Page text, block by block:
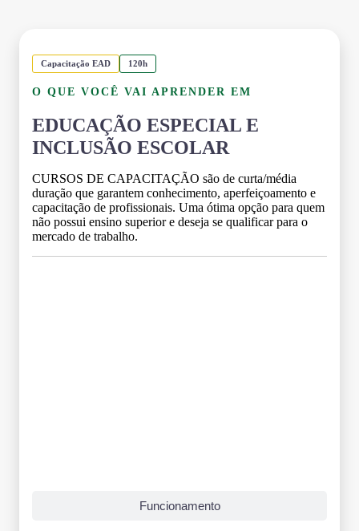
Capacitação EAD 120h
O QUE VOCÊ VAI APRENDER EM
EDUCAÇÃO ESPECIAL E
INCLUSÃO ESCOLAR
CURSOS DE CAPACITAÇÃO são de curta/média
duração que garantem conhecimento, aperfeiçoamento e
capacitação de profissionais. Uma ótima opção para quem
não possui ensino superior e deseja se qualificar para o
mercado de trabalho.
Funcionamento